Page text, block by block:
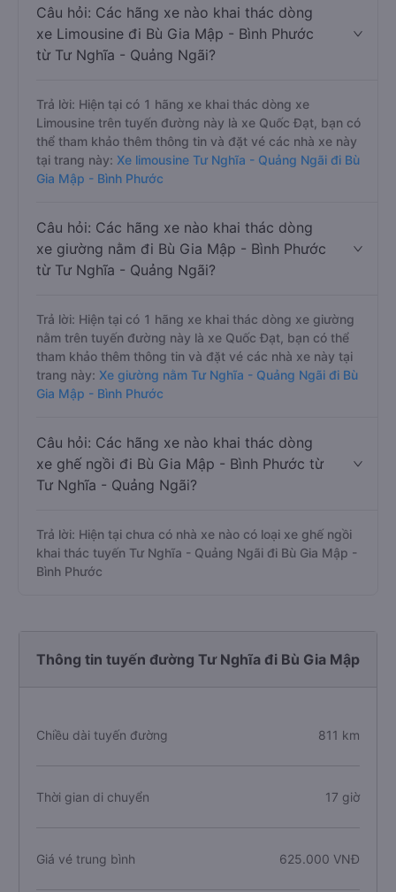
Câu hỏi: Các hãng xe nào khai thác dòng
xe Limousine đi Bù Gia Mập - Bình Phước
từ Tư Nghĩa - Quảng Ngãi?
Trả lời: Hiện tại có 1 hãng xe khai thác dòng xe
Limousine trên tuyến đường này là xe Quốc Đạt, bạn có
thể tham khảo thêm thông tin và đặt vé các nhà xe này
tại trang này: Xe limousine Tư Nghĩa - Quảng Ngãi đi Bù
Gia Mập - Bình Phước
Câu hỏi: Các hãng xe nào khai thác dòng
xe giường nằm đi Bù Gia Mập - Bình Phước
từ Tư Nghĩa - Quảng Ngãi?
Trả lời: Hiện tại có 1 hãng xe khai thác dòng xe giường
nằm trên tuyến đường này là xe Quốc Đạt, bạn có thể
tham khảo thêm thông tin và đặt vé các nhà xe này tại
trang này: Xe giường nằm Tư Nghĩa - Quảng Ngãi đi Bù
Gia Mập - Bình Phước
Câu hỏi: Các hãng xe nào khai thác dòng
xe ghế ngồi đi Bù Gia Mập - Bình Phước từ
Tư Nghĩa - Quảng Ngãi?
Trả lời: Hiện tại chưa có nhà xe nào có loại xe ghế ngồi
khai thác tuyến Tư Nghĩa - Quảng Ngãi đi Bù Gia Mập -
Bình Phước
Thông tin tuyến đường Tư Nghĩa đi Bù Gia Mập
Chiều dài tuyến đường 811 km
Thời gian di chuyển 17 giờ
Giá vé trung bình 625.000 VNĐ